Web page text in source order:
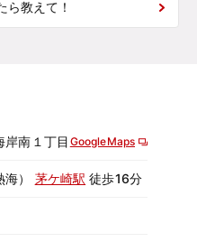
ら教えて！
岸南１丁目 GoogleMaps
） 茅ケ崎駅 徒歩16分